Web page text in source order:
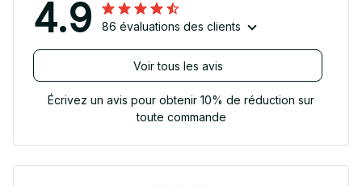
4.9 86 évaluations des clients
Voir tous les avis
Écrivez un avis pour obtenir 10% de réduction sur
toute commande